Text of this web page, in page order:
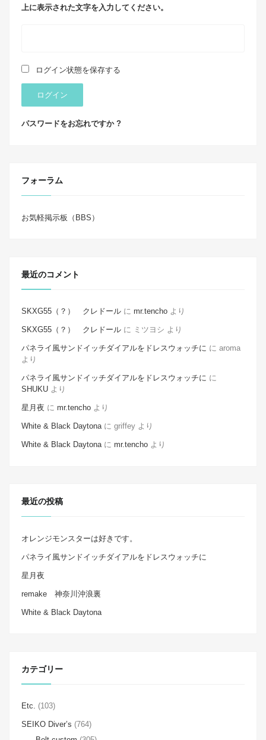
上に表示された文字を入力してください。
ログイン状態を保存する
ログイン
パスワードをお忘れですか ?
フォーラム
お気軽掲示板（BBS）
最近のコメント
SKXG55（？） クレドール に mr.tencho より
SKXG55（？） クレドール に ミツヨシ より
パネライ風サンドイッチダイアルをドレスウォッチに に aroma
より
パネライ風サンドイッチダイアルをドレスウォッチに に
SHUKU より
星月夜 に mr.tencho より
White & Black Daytonaに griffey より
White & Black Daytonaに mr.tencho より
最近の投稿
オレンジモンスターは好きです。
パネライ風サンドイッチダイアルをドレスウォッチに
星月夜
remake 神奈川沖浪裏
White & Black Daytona
カテゴリー
Etc. (103)
SEIKO Diver’s (764)